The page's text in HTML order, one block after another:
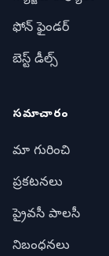
ఫోన్ ఫైండర్
బెస్ట్ డీల్స్
సమాచారం
మా గురించి
ప్రకటనలు
ప్రైవసీ పాలసీ
నిబంధనలు